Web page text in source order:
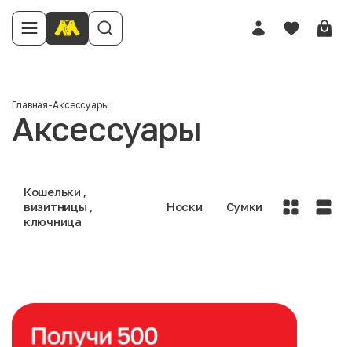
Главная-Аксессуары
Аксессуары
Кошельки ,
визитницы ,
ключница
Носки Сумки